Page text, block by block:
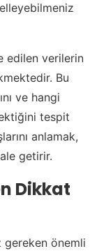
edilen verilerin
Bu
ve hangi
tespit
anlamak,
getirir.
Dikkat
gereken önemli